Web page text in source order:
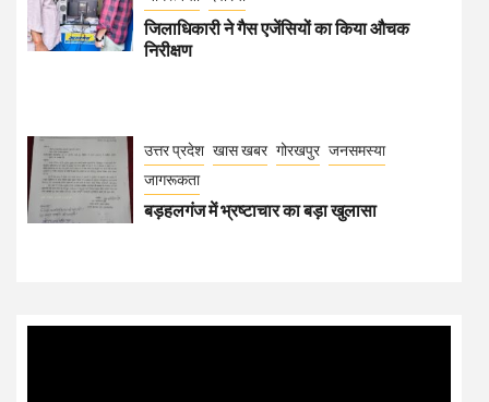
जिलाधिकारी ने गैस एजेंसियों का किया औचक
निरीक्षण
उत्तर प्रदेश खास खबर गोरखपुर जनसमस्या
जागरूकता
बड़हलगंज में भ्रष्टाचार का बड़ा खुलासा